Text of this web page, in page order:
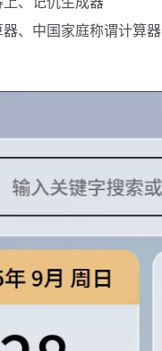
、中国家庭称谓计算器